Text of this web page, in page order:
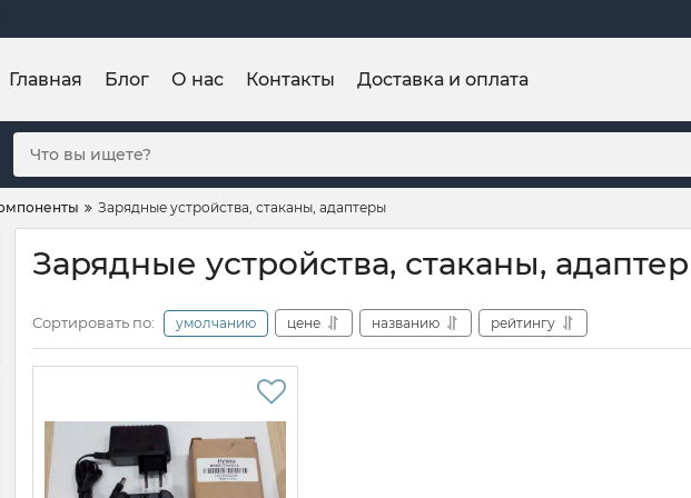
Главная Блог О нас Контакты Доставка и оплата
Зарядные устройства, стаканы, адаптеры
Зарядные устройства, стаканы,
Сортировать по: умолчанию цене названию рейтингу